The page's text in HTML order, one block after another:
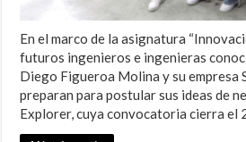
En el marco de la asignatura
futuros ingenieros e ingenieras
Diego Figueroa Molina y su empresa
preparan para postular sus ideas de
Explorer, cuya convocatoria cierra el